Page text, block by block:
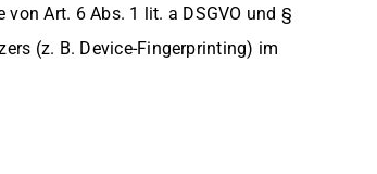
Art. 6 Abs. 1 lit. a DSGVO und §
(z. B. Device-Fingerprinting) im